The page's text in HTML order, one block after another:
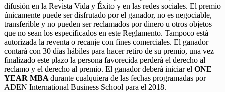
difusión en la Revista Vida y Éxito y en las redes sociales. El premio
únicamente puede ser disfrutado por el ganador, no es negociable,
transferible y no pueden ser reclamados por dinero u otros objetos
que no sean los especificados en este Reglamento. Tampoco está
autorizada la reventa o recanje con fines comerciales. El ganador
contará con 30 días hábiles para hacer retiro de su premio, una vez
finalizado este plazo la persona favorecida perderá el derecho al
reclamo y el derecho al premio. El ganador deberá iniciar el ONE
YEAR MBA durante cualquiera de las fechas programadas por
ADEN International Business School para el 2018.